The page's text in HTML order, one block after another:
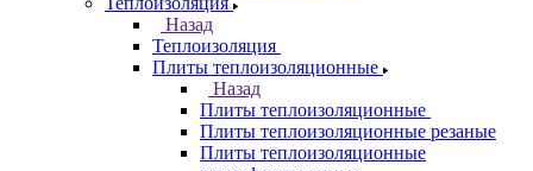
Назад
Теплоизоляция
Плиты теплоизоляционные
Назад
Плиты теплоизоляционные
Плиты теплоизоляционные резаные
Плиты теплоизоляционные